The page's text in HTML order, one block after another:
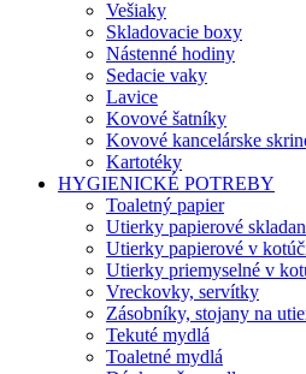
Vešiaky
Skladovacie boxy
Nástenné hodiny
Sedacie vaky
Lavice
Kovové šatníky
Kovové kancelárske
Kartotéky
HYGIENICKÉ POTREBY
Toaletný papier
Utierky papierové
Utierky papierové v
Utierky priemyselné v
Vreckovky, servítky
Zásobníky, stojany na
Tekuté mydlá
Toaletné mydlá